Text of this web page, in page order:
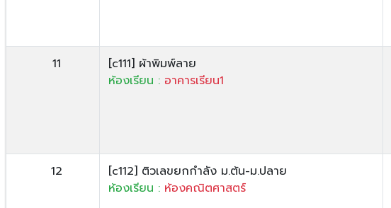
11
[c111] ผ้าพิมพ์ลาย
ห้องเรียน : อาคารเรียน1
12
[c112] ติวเลขยกกำลัง ม.ต้น-ม.ปลาย
ห้องเรียน : ห้องคณิตศาสตร์